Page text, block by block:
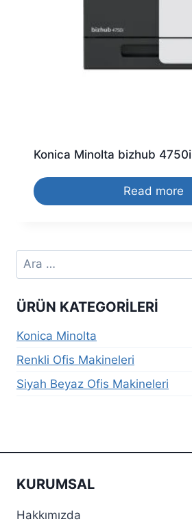
Konica Minolta bizhub 4750i
Read more
Arama:
ÜRÜN KATEGORILERI
Konica Minolta
Renkli Ofis Makineleri
Siyah Beyaz Ofis Makineleri
KURUMSAL
Hakkımızda